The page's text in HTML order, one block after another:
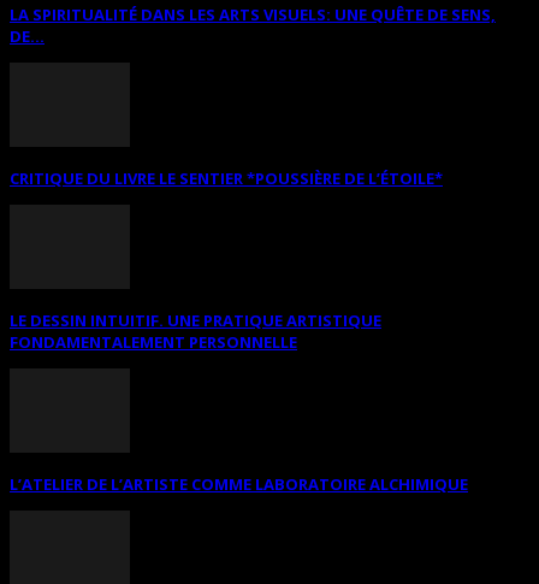
LA SPIRITUALITÉ DANS LES ARTS VISUELS: UNE QUÊTE DE SENS,
DE...
CRITIQUE DU LIVRE LE SENTIER *POUSSIÈRE DE L’ÉTOILE*
LE DESSIN INTUITIF. UNE PRATIQUE ARTISTIQUE
FONDAMENTALEMENT PERSONNELLE
L’ATELIER DE L’ARTISTE COMME LABORATOIRE ALCHIMIQUE